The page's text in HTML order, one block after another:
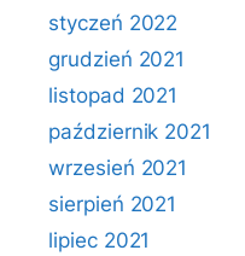
styczeń 2022
grudzień 2021
listopad 2021
październik 2021
wrzesień 2021
sierpień 2021
lipiec 2021